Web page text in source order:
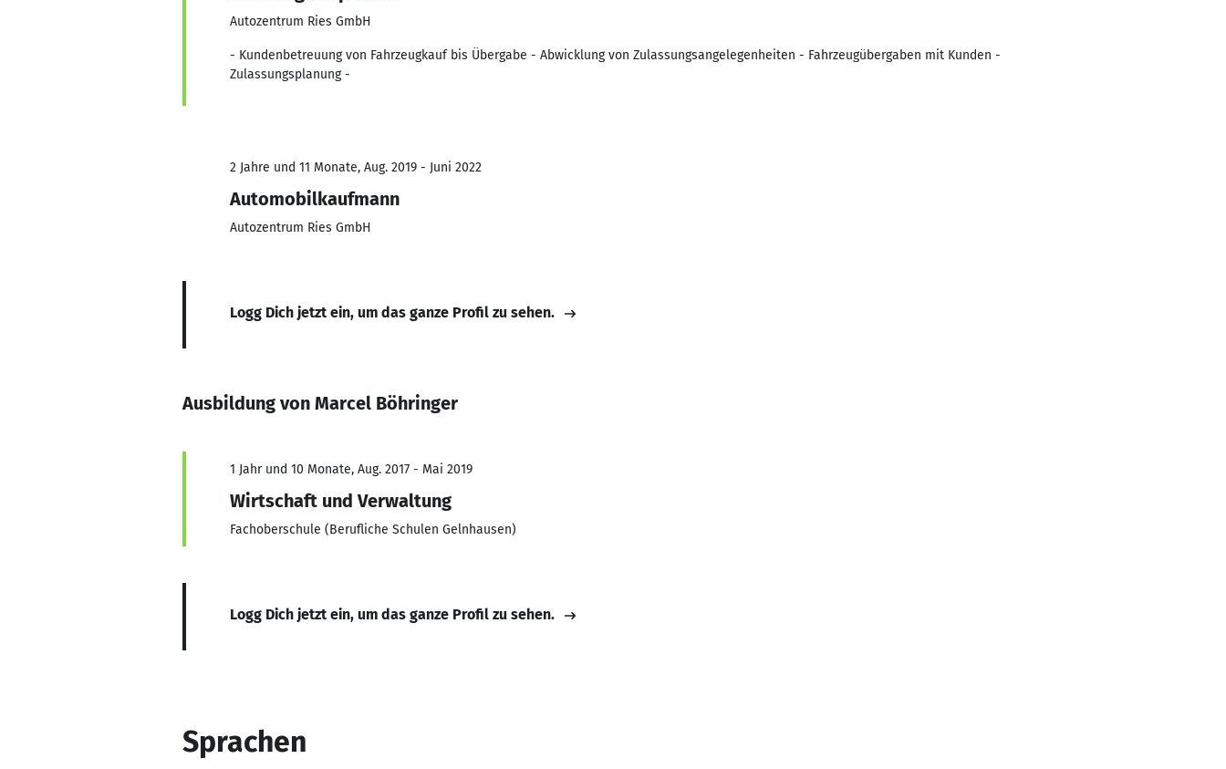
Autozentrum Ries GmbH
- Kundenbetreuung von Fahrzeugkauf bis Übergabe - Abwicklung von Zulassungsangelegenheiten - Fahrzeugübergaben mit Kunden -
Zulassungsplanung -
2 Jahre und 11 Monate, Aug. 2019 - Juni 2022
Automobilkaufmann
Autozentrum Ries GmbH
Logg Dich jetzt ein, um das ganze Profil zu sehen.
Ausbildung von Marcel Böhringer
1 Jahr und 10 Monate, Aug. 2017 - Mai 2019
Wirtschaft und Verwaltung
Fachoberschule (Berufliche Schulen Gelnhausen)
Logg Dich jetzt ein, um das ganze Profil zu sehen.
Sprachen